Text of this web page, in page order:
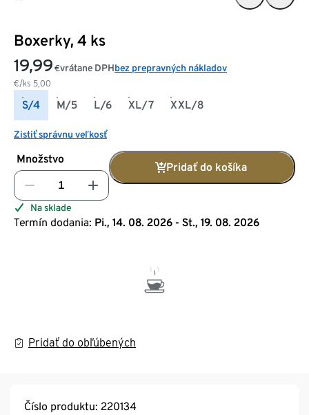
Boxerky, 4 ks
19,99 €
€/ks 5,00
vrátane DPHbez prepravných nákladov
S/4 M/5 L/6 XL/7 XXL/8
Zistiť správnu veľkosť
Množstvo
Pridať do košíka
Na sklade
Termín dodania: Pi., 14. 08. 2026 - St., 19. 08. 2026
Pridať do obľúbených
Číslo produktu: 220134